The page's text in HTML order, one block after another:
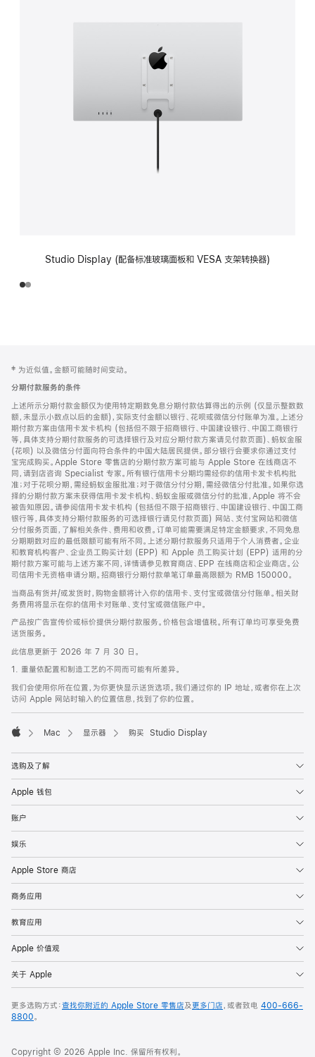
Studio Display (配备标准玻璃面板和 VESA 支架转换器)
页
页
脚
注
‡ 为近似值。金额可能随时间变动。
分期付款服务的条件
上述所示分期付款金额仅为使用特定期数免息分期付款估算得出的示例 (仅显示整数数
额，未显示小数点以后的金额)，实际支付金额以银行、花呗或微信分付账单为准。上述分
期付款方案由信用卡发卡机构 (包括但不限于招商银行、中国建设银行、中国工商银行
等，具体支持分期付款服务的可选择银行及对应分期付款方案请见付款页面)、蚂蚁金服
(花呗) 以及微信分付面向符合条件的中国大陆居民提供。部分银行会要求你通过支付
宝完成购买。Apple Store 零售店的分期付款方案可能与 Apple Store 在线商店不
同，请到店咨询 Specialist 专家。所有银行信用卡分期均需经你的信用卡发卡机构批
准；对于花呗分期，需经蚂蚁金服批准；对于微信分付分期，需经微信分付批准。如果你选
择的分期付款方案未获得信用卡发卡机构、蚂蚁金服或微信分付的批准，Apple 将不会
被告知原因。请参阅信用卡发卡机构 (包括但不限于招商银行、中国建设银行、中国工商
银行等，具体支持分期付款服务的可选择银行请见付款页面) 网站、支付宝网站和微信
分付服务页面，了解相关条件、费用和收费。订单可能需要满足特定金额要求，不同免息
分期期数对应的最低限额可能有所不同。上述分期付款服务只适用于个人消费者。企业
和教育机构客户、企业员工购买计划 (EPP) 和 Apple 员工购买计划 (EPP) 适用的分
期付款方案可能与上述方案不同，详情请参见教育商店、EPP 在线商店和企业商店。公
司信用卡无资格申请分期。招商银行分期付款单笔订单最高限额为 RMB 150000。
当商品有货并/或发货时，购物金额将计入你的信用卡、支付宝或微信分付账单。相关财
务费用将显示在你的信用卡对账单、支付宝或微信账户中。
产品按广告宣传价或标价提供分期付款服务。价格包含增值税。所有订单均可享受免费
送货服务。
此信息更新于 2026 年 7 月 30 日。
1. 重量依配置和制造工艺的不同而可能有所差异。
我们会使用你所在位置，为你更快显示送货选项。我们通过你的 IP 地址，或者你在上次
访问 Apple 网站时输入的位置信息，找到了你的位置。
Mac 显示器 购买 Studio Display
选购及了解
Apple 钱包
账户
娱乐
Apple Store 商店
商务应用
教育应用
Apple 价值观
关于 Apple
更多选购方式：查找你附近的 Apple Store 零售店及更多门店，或者致电 400-666-
8800。
Copyright © 2026 Apple Inc. 保留所有权利。